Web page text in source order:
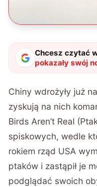
Chcesz czytać
pokazały swój
spiskowa miała
Chiny wdrożyły już
zyskują na nich
Birds Aren’t Real
spiskowych, wedle
rokiem rząd USA
ptaków i zastąpił je
podglądać swoich